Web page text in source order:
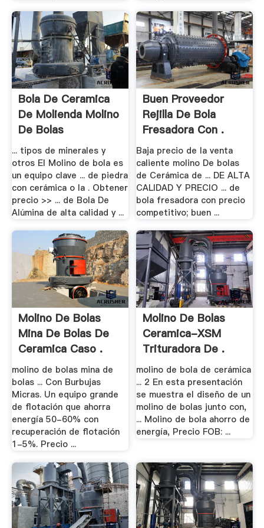
Bola De Ceramica
De Molienda Molino
De Bolas
... tipos de minerales y
otros El Molino de bola es
un equipo clave ... de piedra
con cerámica o la . Obtener
precio >> ... de Bola De
Alúmina de alta calidad y ...
Buen Proveedor
Rejilla De Bola
Fresadora Con .
Baja precio de la venta
caliente molino De bolas
de Cerámica de ... DE ALTA
CALIDAD Y PRECIO ... de
bola fresadora con precio
competitivo; buen ...
Molino De Bolas
Mina De Bolas De
Ceramica Caso .
molino de bolas mina de
bolas ... Con Burbujas
Micras. Un equipo grande
de flotación que ahorra
energía 50-60% con
recuperación de flotación
1-5%. Precio ...
Molino De Bolas
Ceramica-XSM
Trituradora De .
molino de bola de cerámica
... 2 En esta presentación
se muestra el diseño de un
molino de bolas junto con,
... Molino de bola ahorro de
energía, Precio FOB: ...